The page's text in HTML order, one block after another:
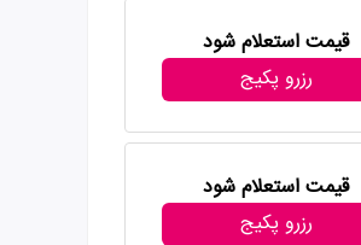
قیمت استعلام شود
رزرو پکیج
قیمت استعلام شود
رزرو پکیج